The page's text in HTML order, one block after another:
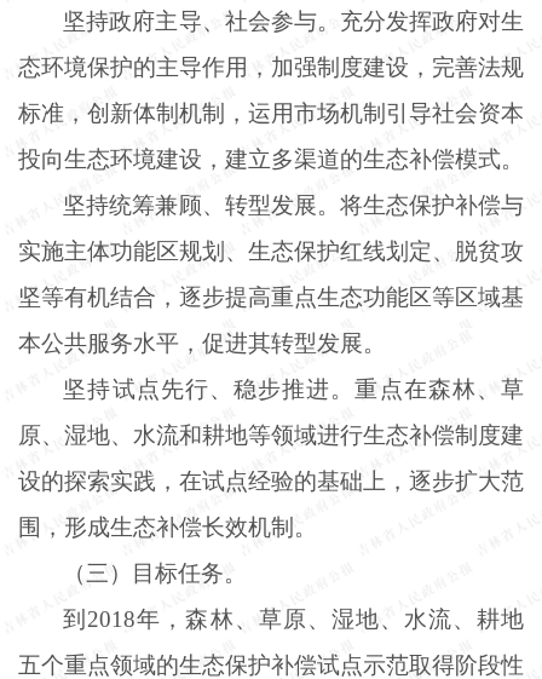
坚持政府主导、社会参与。充分发挥政府对生
态环境保护的主导作用，加强制度建设，完善法规
标准，创新体制机制，运用市场机制引导社会资本
投向生态环境建设，建立多渠道的生态补偿模式。
坚持统筹兼顾、转型发展。将生态保护补偿与
实施主体功能区规划、生态保护红线划定、脱贫攻
坚等有机结合，逐步提高重点生态功能区等区域基
本公共服务水平，促进其转型发展。
坚持试点先行、稳步推进。重点在森林、草
原、湿地、水流和耕地等领域进行生态补偿制度建
设的探索实践，在试点经验的基础上，逐步扩大范
围，形成生态补偿长效机制。
（三）目标任务。
到 2018年，森林、草原、湿地、水流、耕地
五个重点领域的生态保护补偿试点示范取得阶段性